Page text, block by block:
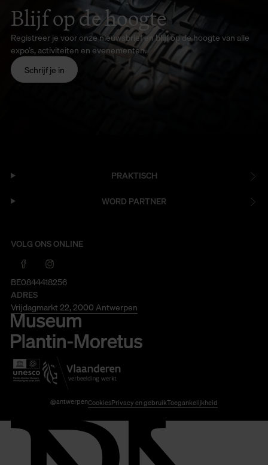
Blijf op de hoogte
Registreer je voor onze nieuwsbrief en blijf op de hoogte van alle
expo’s, activiteiten en evenementen.
Schrijf je in
PRAKTISCH
WORD PARTNER
VOLG ONS ONLINE
BE0844418256
ADRES
Vrijdagmarkt 22, 2000 Antwerpen
@antwerpenCookiesPrivacy en gebruikToegankelijkheid